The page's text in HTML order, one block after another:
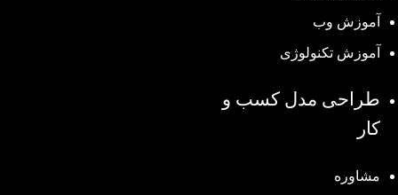
آموزش وب
آموزش تکنولوژی
طراحی مدل کسب و
کار
مشاوره